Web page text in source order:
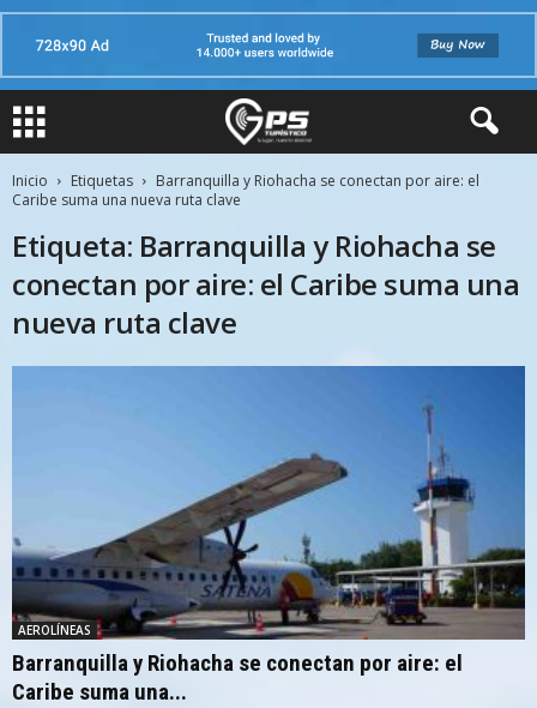
Inicio Etiquetas
Barranquilla y Riohacha se conectan por aire: el
Caribe suma una nueva ruta clave
Etiqueta: Barranquilla y Riohacha se
conectan por aire: el Caribe suma una
nueva ruta clave
AEROLÍNEAS
Barranquilla y Riohacha se conectan por aire: el
Caribe suma una...